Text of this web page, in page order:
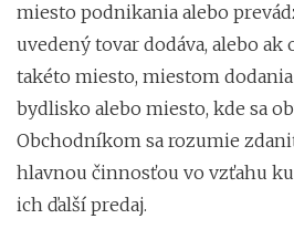
miesto podnikania alebo
uvedený tovar dodáva, alebo
takéto miesto, miestom
bydlisko alebo miesto, kde sa
Obchodníkom sa rozumie
hlavnou činnosťou vo vzťahu
ich ďalší predaj.